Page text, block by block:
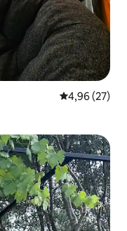
Classificação
4,96 (27)